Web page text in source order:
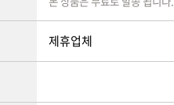
제휴업체